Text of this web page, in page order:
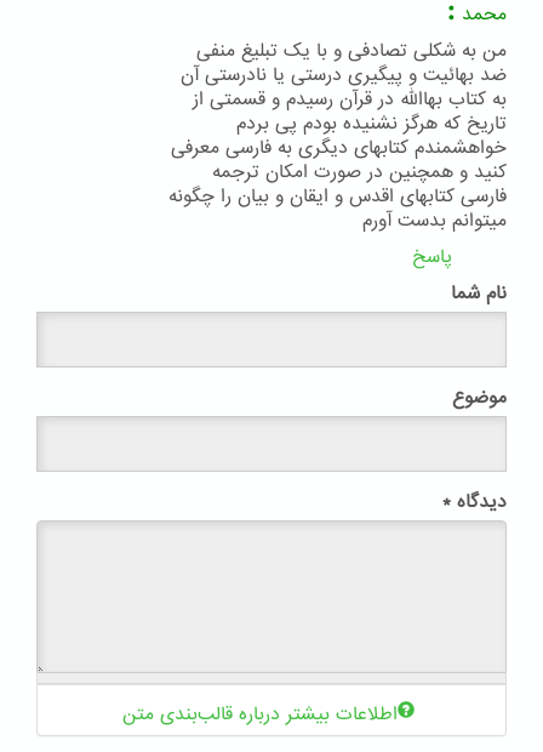
محمد :
من به شکلی تصادفی و با یک تبلیغ منفی
ضد بهائیت و پیگیری درستی یا نادرستی آن
به کتاب بهاالله در قرآن رسیدم و قسمتی از
تاریخ که هرگز نشنیده بودم پی بردم
خواهشمندم کتابهای دیگری به فارسی معرفی
کنید و همچنین در صورت امکان ترجمه
فارسی کتابهای اقدس و ایقان و بیان را چگونه
میتوانم بدست آورم
پاسخ
نام شما
موضوع
دیدگاه *
اطلاعات بیشتر درباره قالب‌بندی متن